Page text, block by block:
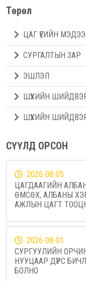
Төрөл
ЦАГ ҮЕИЙН МЭДЭЭ
СУРГАЛТЫН ЗАР
ЭШЛЭЛ
ШҮҮХИЙН
ШҮҮХИЙН
СҮҮЛД ОРСОН
2026-08-05
ЦАГДААГИЙН
ӨМСӨХ, АЛБАНЫ
АЖЛЫН ЦАГТ
2026-08-01
СУРГУУЛИЙН
НУУЦААР ДҮРС
БОЛНО